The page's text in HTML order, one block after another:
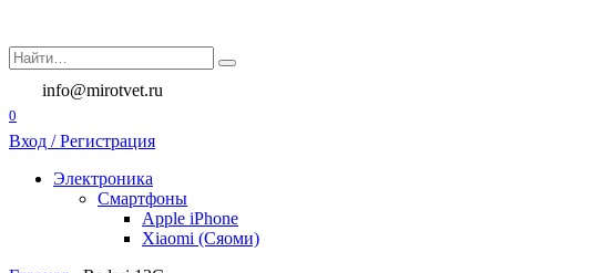
содержанию
Search
for:
info@mirotvet.ru
0
Вход / Регистрация
Электроника
Смартфоны
Apple iPhone
Xiaomi (Сяоми)